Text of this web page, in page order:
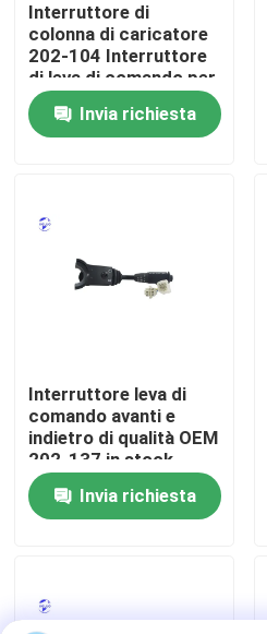
Prodotti
Chi siamo
Controllo di qualità
Richiedere un preventivo
Motore di Deutz
Cummins Engine
Interruttore di
colonna di caricatore
202-104 Interruttore
di leva di comando per
CAT
Invia richiesta
Interruttore leva di
comando avanti e
indietro di qualità OEM
202-137 in stock
Invia richiesta